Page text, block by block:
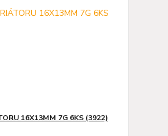
16X13MM 7G 6KS (3922)